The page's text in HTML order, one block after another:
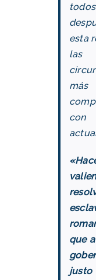
esta
con
que